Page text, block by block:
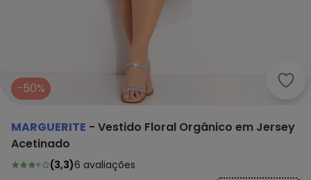
-50%
MARGUERITE - Vestido Floral Orgânico em Jersey
Acetinado
(3,3)6 avaliações